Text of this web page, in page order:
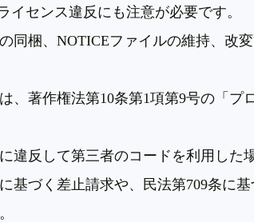
イセンス違反にも注意が必要です。
同梱、NOTICEファイルの維持、改
、著作権法第10条第1項第9号の「プ
違反して第三者のコードを利用した
基づく差止請求や、民法第709条に